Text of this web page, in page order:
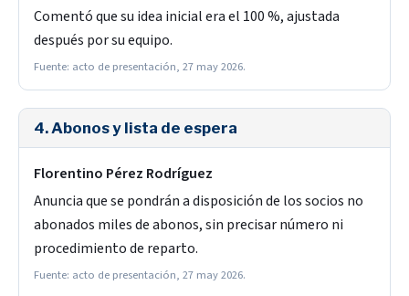
Comentó que su idea inicial era el 100 %, ajustada
después por su equipo.
Fuente: acto de presentación, 27 may 2026.
4. Abonos y lista de espera
Florentino Pérez Rodríguez
Anuncia que se pondrán a disposición de los socios no
abonados miles de abonos, sin precisar número ni
procedimiento de reparto.
Fuente: acto de presentación, 27 may 2026.